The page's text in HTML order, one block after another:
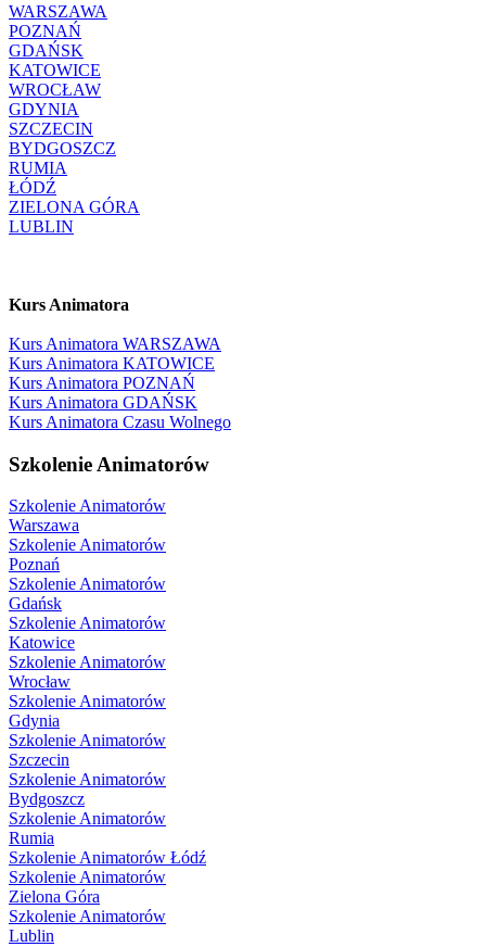
WARSZAWA
POZNAŃ
GDAŃSK
KATOWICE
WROCŁAW
GDYNIA
SZCZECIN
BYDGOSZCZ
RUMIA
ŁÓDŹ
ZIELONA GÓRA
LUBLIN
Kurs Animatora
Kurs Animatora WARSZAWA
Kurs Animatora KATOWICE
Kurs Animatora POZNAŃ
Kurs Animatora GDAŃSK
Kurs Animatora Czasu Wolnego
Szkolenie Animatorów
Szkolenie Animatorów
Warszawa
Szkolenie Animatorów
Poznań
Szkolenie Animatorów
Gdańsk
Szkolenie Animatorów
Katowice
Szkolenie Animatorów
Wrocław
Szkolenie Animatorów
Gdynia
Szkolenie Animatorów
Szczecin
Szkolenie Animatorów
Bydgoszcz
Szkolenie Animatorów
Rumia
Szkolenie Animatorów Łódź
Szkolenie Animatorów
Zielona Góra
Szkolenie Animatorów
Lublin